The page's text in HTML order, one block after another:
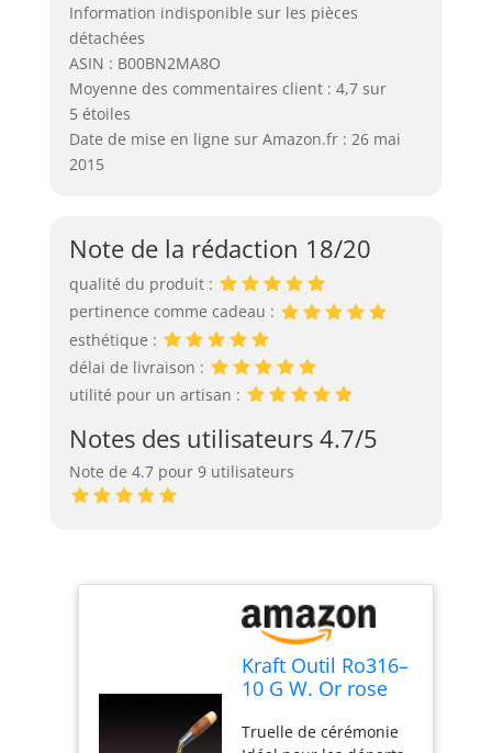
Information indisponible sur les pièces
détachées
ASIN : B00BN2MA8O
Moyenne des commentaires client : 4,7 sur
5 étoiles
Date de mise en ligne sur Amazon.fr : 26 mai
2015
Note de la rédaction 18/20
qualité du produit :
pertinence comme cadeau :
esthétique :
délai de livraison :
utilité pour un artisan :
Notes des utilisateurs 4.7/5
Note de 4.7 pour 9 utilisateurs
Kraft Outil Ro316–
10 G W. Or rose
Truelle
Truelle de cérémonie